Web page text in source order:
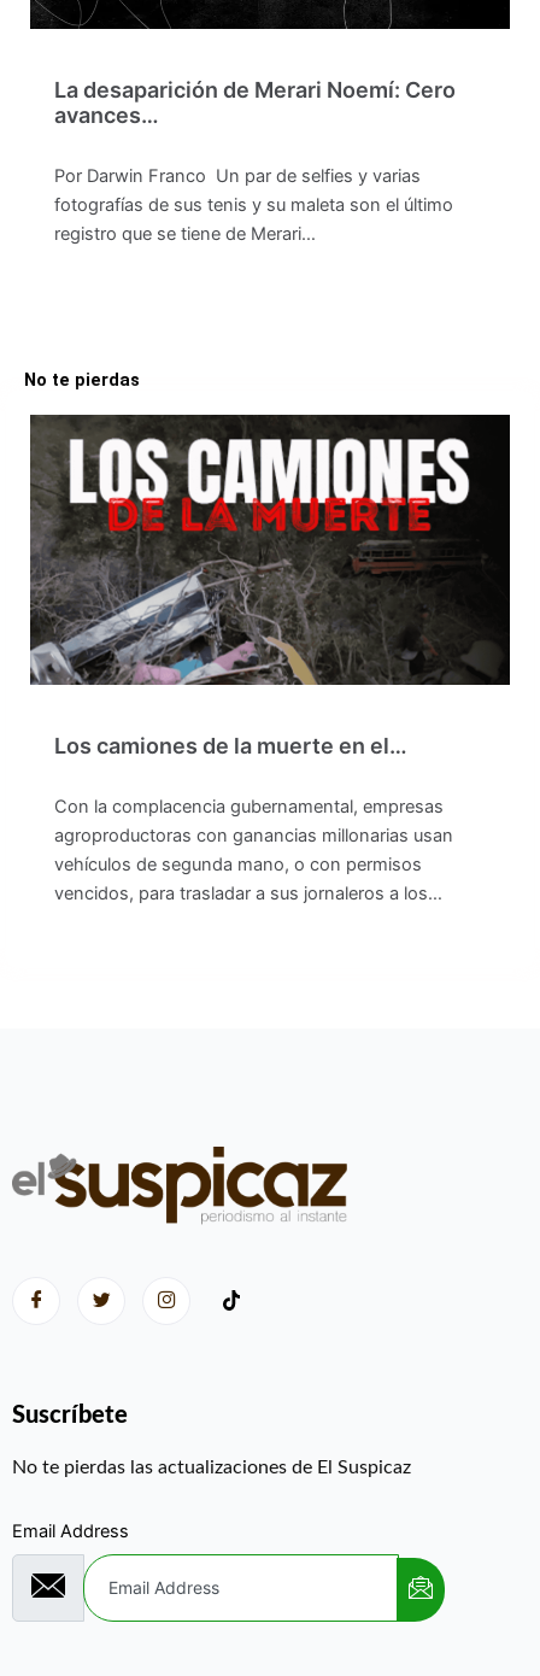
La desaparición de Merari Noemí: Cero
avances…
Por Darwin Franco Un par de selfies y varias
fotografías de sus tenis y su maleta son el último
registro que se tiene de Merari…
No te pierdas
Los camiones de la muerte en el…
Con la complacencia gubernamental, empresas
agroproductoras con ganancias millonarias usan
vehículos de segunda mano, o con permisos
vencidos, para trasladar a sus jornaleros a los…
Suscríbete
No te pierdas las actualizaciones de El Suspicaz
Email Address